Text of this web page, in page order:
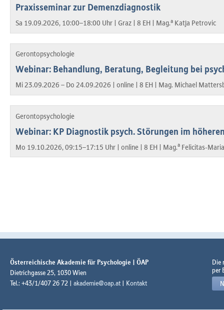
Praxisseminar zur Demenzdiagnostik
Sa 19.09.2026, 10:00–18:00 Uhr | Graz | 8 EH | Mag.a Katja Petrovic
Gerontopsychologie
Webinar: Behandlung, Beratung, Begleitung bei
Mi 23.09.2026 – Do 24.09.2026 | online | 8 EH | Mag. Michael
Gerontopsychologie
Webinar: KP Diagnostik psych. Störungen im
Mo 19.10.2026, 09:15–17:15 Uhr | online | 8 EH | Mag.a Felicitas-
Österreichische Akademie für Psychologie | ÖAP
Dietrichgasse 25, 1030 Wien
Tel.: +43/1/407 26 72 | akademie@oap.at | Kontakt
Die
per